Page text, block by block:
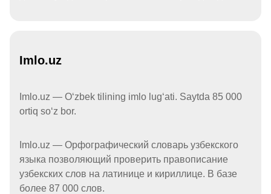
Imlo.uz
Imlo.uz — Oʻzbek tilining imlo lugʻati. Saytda 85 000
ortiq soʻz bor.
Imlo.uz — Орфографический словарь узбекского
языка позволяющий проверить правописание
узбекских слов на латинице и кириллице. В базе
более 87 000 слов.